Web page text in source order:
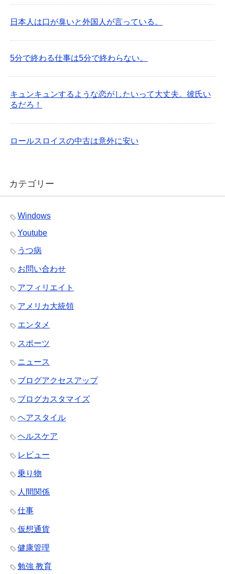
日本人は口が臭いと外国人が言っている。
5分で終わる仕事は5分で終わらない。
キュンキュンするような恋がしたいって大丈夫。彼氏い
るだろ！
ロールスロイスの中古は意外に安い
カテゴリー
Windows
Youtube
うつ病
お問い合わせ
アフィリエイト
アメリカ大統領
エンタメ
スポーツ
ニュース
ブログアクセスアップ
ブログカスタマイズ
ヘアスタイル
ヘルスケア
レビュー
乗り物
人間関係
仕事
仮想通貨
健康管理
勉強 教育